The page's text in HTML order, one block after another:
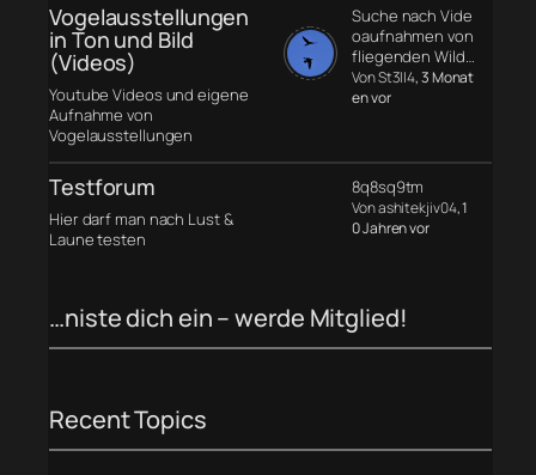
Vogelausstellungen
in Ton und Bild
(Videos)
Youtube Videos und eigene
Aufnahme von
Vogelausstellungen
Suche nach Vide
oaufnahmen von
fliegenden Wild…
Von St3ll4, 3 Monat
en vor
Testforum
Hier darf man nach Lust &
Laune testen
8q8sq9tm
Von ashitekjiv04, 1
0 Jahren vor
…niste dich ein – werde Mitglied!
Recent Topics